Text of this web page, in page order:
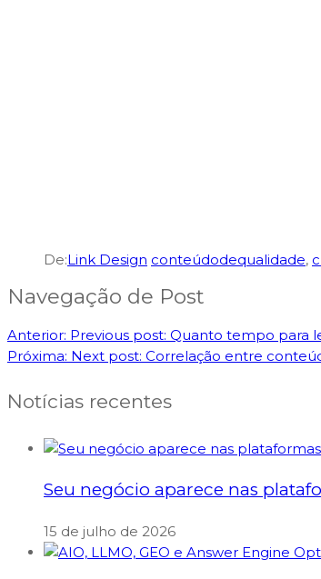
De:Link Design conteúdodequalidade,
Navegação de Post
Anterior: Previous post: Quanto tempo para
Próxima: Next post: Correlação entre
Notícias recentes
Seu negócio aparece nas
15 de julho de 2026